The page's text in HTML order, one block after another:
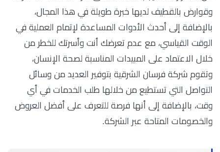
وقوارض بالقطيف لديها خبرة طويلة في هذا المجال،
بالإضافة إلى أحدث الأدوات المساعدة لإتمام العملية في
الوقت القياسي، مع عدم تعرضك أنت وأسرتك للخطر من
خلال الاعتماد على المبيدات المناسبة لصحة الإنسان،
وتقوم شركة فرسان الشرقية بتوفير العديد من وسائل
التواصل التي تستطيع من خلالها طلب الخدمات في أي
وقت، بالإضافة إلى أنها فرصة للتعرف على أفضل العروض
والخصومات المتاحة عبر الشركة.